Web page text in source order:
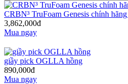
CRBN³ TruFoam Genesis chính
3,862,000đ
Mua ngay
giầy pick OGLLA hồng
890,000đ
Mua ngay